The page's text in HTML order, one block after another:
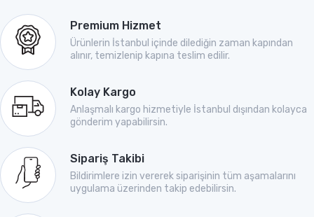
Premium Hizmet
Ürünlerin İstanbul içinde dilediğin zaman kapından
alınır, temizlenip kapına teslim edilir.
Kolay Kargo
Anlaşmalı kargo hizmetiyle İstanbul dışından kolayca
gönderim yapabilirsin.
Sipariş Takibi
Bildirimlere izin vererek siparişinin tüm aşamalarını
uygulama üzerinden takip edebilirsin.